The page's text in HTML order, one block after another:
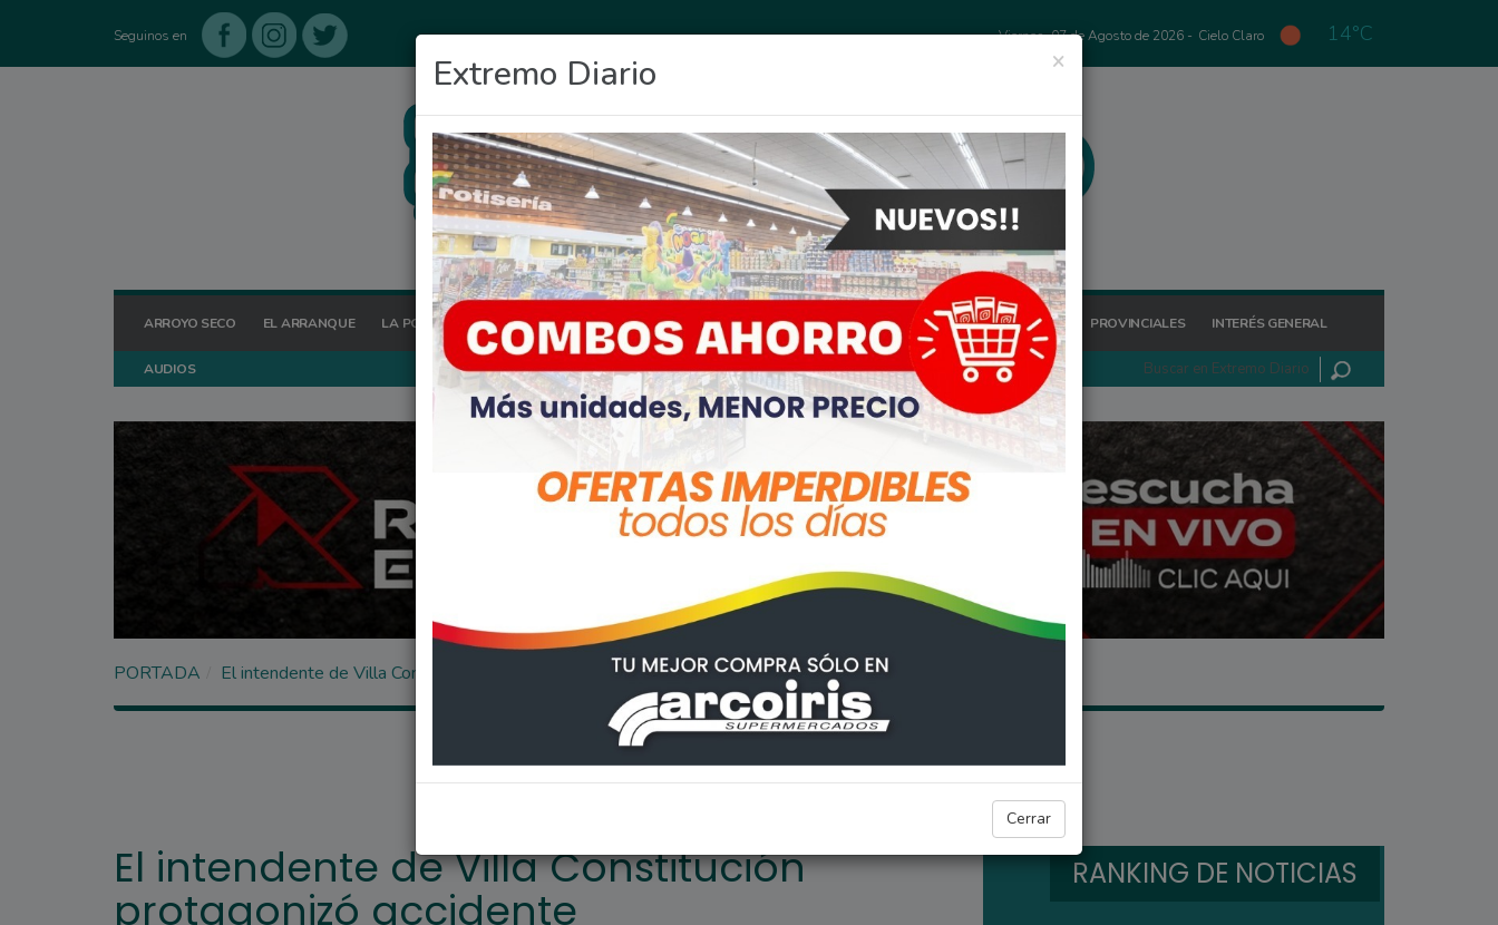
Seguinos en Viernes, 07 de Agosto de 2026 - Cielo Claro 14°C
ARROYO SECO EL ARRANQUE LA POSTA HOY OCIO DEPORTES FIGHIERA GENERAL LAGOS POLICIALES REGIONALES PROVINCIALES INTERÉS GENERAL
AUDIOS
×
Extremo Diario
Cerrar
PORTADA El intendente de Villa Constitución protagonizó accidente
REGIONALES
El intendente de Villa Constitución
protagonizó accidente
RANKING DE NOTICIAS